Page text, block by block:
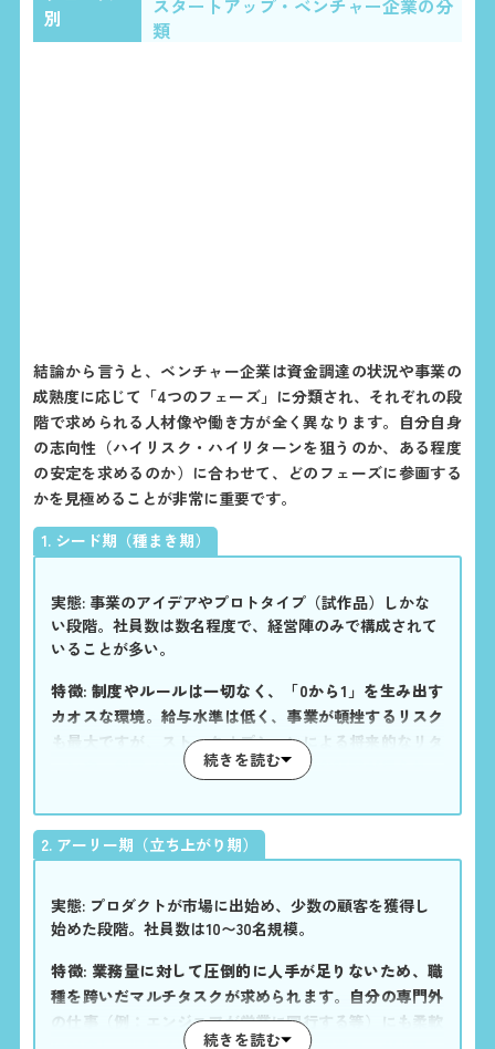
別
類
結論から言うと、ベンチャー企業は資金調達の状況や事業の
成熟度に応じて「4つのフェーズ」に分類され、それぞれの段
階で求められる人材像や働き方が全く異なります。自分自身
の志向性（ハイリスク・ハイリターンを狙うのか、ある程度
の安定を求めるのか）に合わせて、どのフェーズに参画する
かを見極めることが非常に重要です。
1. シード期（種まき期）
実態: 事業のアイデアやプロトタイプ（試作品）しかな
い段階。社員数は数名程度で、経営陣のみで構成されて
いることが多い。
特徴: 制度やルールは一切なく、「0から1」を生み出す
カオスな環境。給与水準は低く、事業が頓挫するリスク
も最大ですが、ストックオプションによる将来的なリタ
ーンや、創業メンバーとしての圧倒的な経験が得られま
続きを読む
2. アーリー期（立ち上がり期）
実態: プロダクトが市場に出始め、少数の顧客を獲得し
始めた段階。社員数は10〜30名規模。
特徴: 業務量に対して圧倒的に人手が足りないため、職
種を跨いだマルチタスクが求められます。自分の専門外
の仕事（例：エンジニアが営業に同行する等）にも柔軟
続きを読む